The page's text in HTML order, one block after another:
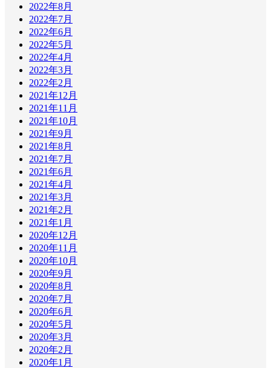
2022年8月
2022年7月
2022年6月
2022年5月
2022年4月
2022年3月
2022年2月
2021年12月
2021年11月
2021年10月
2021年9月
2021年8月
2021年7月
2021年6月
2021年4月
2021年3月
2021年2月
2021年1月
2020年12月
2020年11月
2020年10月
2020年9月
2020年8月
2020年7月
2020年6月
2020年5月
2020年3月
2020年2月
2020年1月